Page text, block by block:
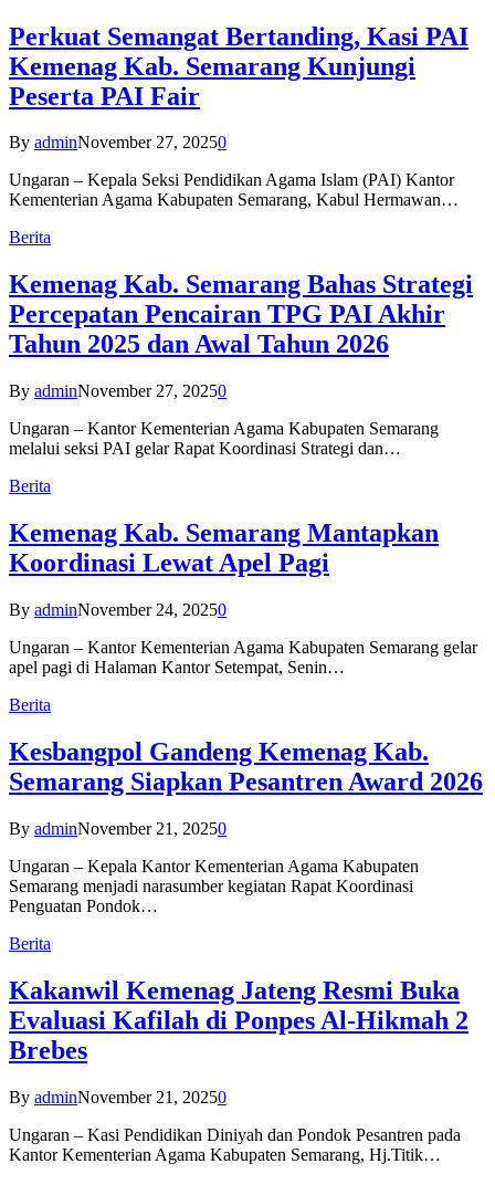
Perkuat Semangat Bertanding, Kasi PAI
Kemenag Kab. Semarang Kunjungi
Peserta PAI Fair
By adminNovember 27, 20250
Ungaran – Kepala Seksi Pendidikan Agama Islam (PAI) Kantor
Kementerian Agama Kabupaten Semarang, Kabul Hermawan…
Berita
Kemenag Kab. Semarang Bahas Strategi
Percepatan Pencairan TPG PAI Akhir
Tahun 2025 dan Awal Tahun 2026
By adminNovember 27, 20250
Ungaran – Kantor Kementerian Agama Kabupaten Semarang
melalui seksi PAI gelar Rapat Koordinasi Strategi dan…
Berita
Kemenag Kab. Semarang Mantapkan
Koordinasi Lewat Apel Pagi
By adminNovember 24, 20250
Ungaran – Kantor Kementerian Agama Kabupaten Semarang gelar
apel pagi di Halaman Kantor Setempat, Senin…
Berita
Kesbangpol Gandeng Kemenag Kab.
Semarang Siapkan Pesantren Award 2026
By adminNovember 21, 20250
Ungaran – Kepala Kantor Kementerian Agama Kabupaten
Semarang menjadi narasumber kegiatan Rapat Koordinasi
Penguatan Pondok…
Berita
Kakanwil Kemenag Jateng Resmi Buka
Evaluasi Kafilah di Ponpes Al-Hikmah 2
Brebes
By adminNovember 21, 20250
Ungaran – Kasi Pendidikan Diniyah dan Pondok Pesantren pada
Kantor Kementerian Agama Kabupaten Semarang, Hj.Titik…